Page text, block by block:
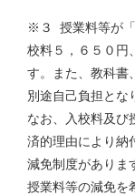
※３ 授業料等が「
校料５，６５０円
す。また、教科書
別途自己負担とな
なお、入校料及び
済的理由により納
減免制度がありま
授業料等の減免を